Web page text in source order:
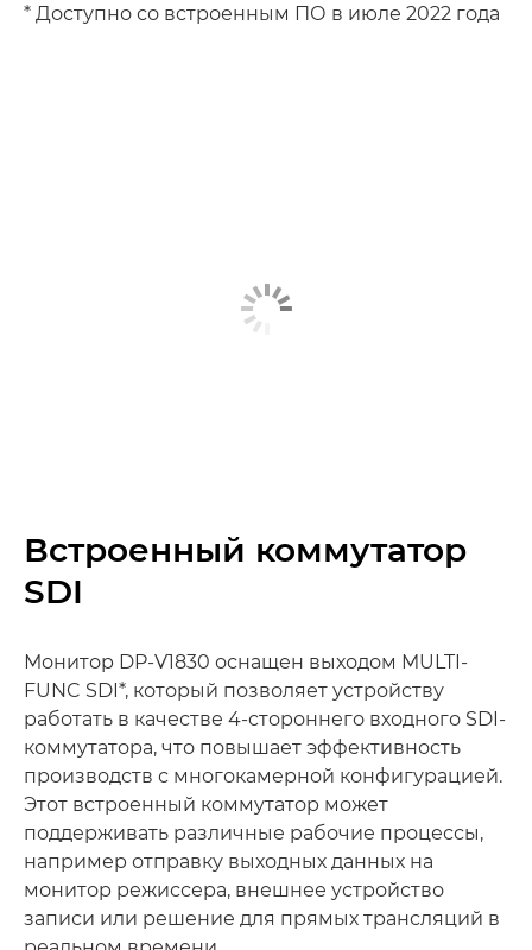
* Доступно со встроенным ПО в июле 2022 года
Встроенный коммутатор
SDI
Монитор DP-V1830 оснащен выходом MULTI-
FUNC SDI*, который позволяет устройству
работать в качестве 4-стороннего входного SDI-
коммутатора, что повышает эффективность
производств с многокамерной конфигурацией.
Этот встроенный коммутатор может
поддерживать различные рабочие процессы,
например отправку выходных данных на
монитор режиссера, внешнее устройство
записи или решение для прямых трансляций в